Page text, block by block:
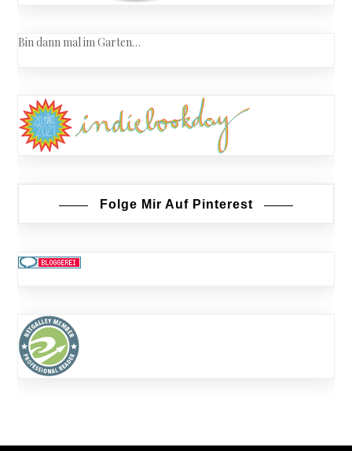
Bin dann mal im Garten…
Folge Mir Auf Pinterest